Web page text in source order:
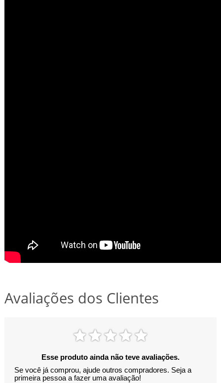
Avaliações dos Clientes
Esse produto ainda não teve avaliações.
Se você já comprou, ajude outros compradores. Seja a
primeira pessoa a fazer uma avaliação!